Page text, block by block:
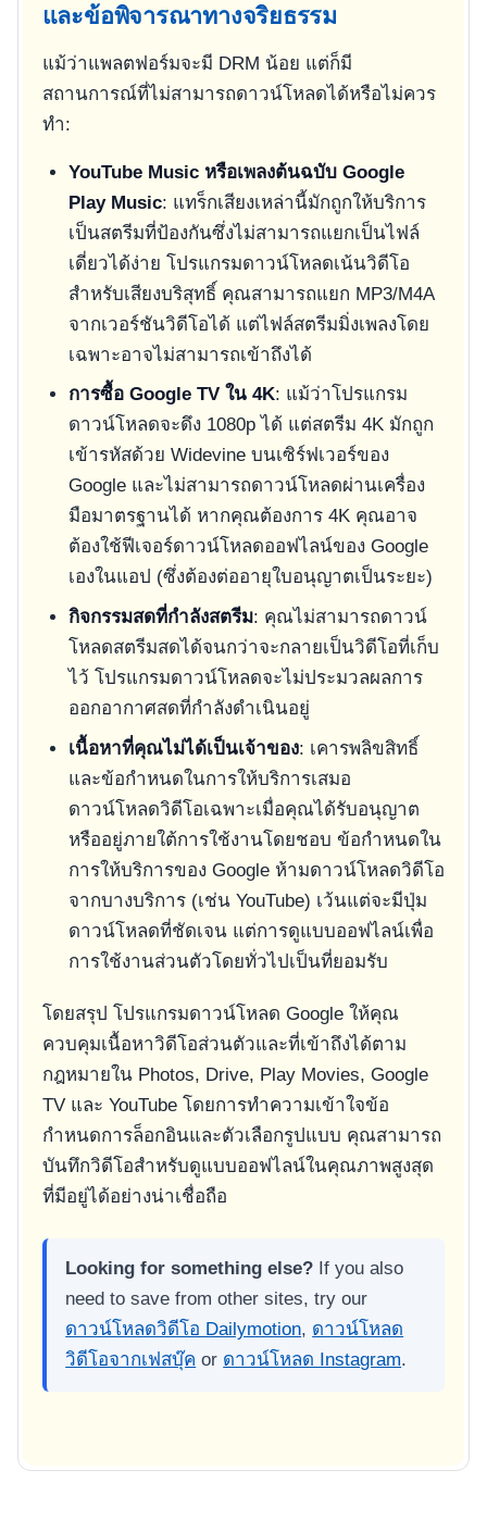
และข้อพิจารณาทางจริยธรรม
แม้ว่าแพลตฟอร์มจะมี DRM น้อย แต่ก็มี
สถานการณ์ที่ไม่สามารถดาวน์โหลดได้หรือไม่ควร
ทำ:
YouTube Music หรือเพลงต้นฉบับ Google
Play Music: แทร็กเสียงเหล่านี้มักถูกให้บริการ
เป็นสตรีมที่ป้องกันซึ่งไม่สามารถแยกเป็นไฟล์
เดี่ยวได้ง่าย โปรแกรมดาวน์โหลดเน้นวิดีโอ
สำหรับเสียงบริสุทธิ์ คุณสามารถแยก MP3/M4A
จากเวอร์ชันวิดีโอได้ แต่ไฟล์สตรีมมิ่งเพลงโดย
เฉพาะอาจไม่สามารถเข้าถึงได้
การซื้อ Google TV ใน 4K: แม้ว่าโปรแกรม
ดาวน์โหลดจะดึง 1080p ได้ แต่สตรีม 4K มักถูก
เข้ารหัสด้วย Widevine บนเซิร์ฟเวอร์ของ
Google และไม่สามารถดาวน์โหลดผ่านเครื่อง
มือมาตรฐานได้ หากคุณต้องการ 4K คุณอาจ
ต้องใช้ฟีเจอร์ดาวน์โหลดออฟไลน์ของ Google
เองในแอป (ซึ่งต้องต่ออายุใบอนุญาตเป็นระยะ)
กิจกรรมสดที่กำลังสตรีม: คุณไม่สามารถดาวน์
โหลดสตรีมสดได้จนกว่าจะกลายเป็นวิดีโอที่เก็บ
ไว้ โปรแกรมดาวน์โหลดจะไม่ประมวลผลการ
ออกอากาศสดที่กำลังดำเนินอยู่
เนื้อหาที่คุณไม่ได้เป็นเจ้าของ: เคารพลิขสิทธิ์
และข้อกำหนดในการให้บริการเสมอ
ดาวน์โหลดวิดีโอเฉพาะเมื่อคุณได้รับอนุญาต
หรืออยู่ภายใต้การใช้งานโดยชอบ ข้อกำหนดใน
การให้บริการของ Google ห้ามดาวน์โหลดวิดีโอ
จากบางบริการ (เช่น YouTube) เว้นแต่จะมีปุ่ม
ดาวน์โหลดที่ชัดเจน แต่การดูแบบออฟไลน์เพื่อ
การใช้งานส่วนตัวโดยทั่วไปเป็นที่ยอมรับ
โดยสรุป โปรแกรมดาวน์โหลด Google ให้คุณ
ควบคุมเนื้อหาวิดีโอส่วนตัวและที่เข้าถึงได้ตาม
กฎหมายใน Photos, Drive, Play Movies, Google
TV และ YouTube โดยการทำความเข้าใจข้อ
กำหนดการล็อกอินและตัวเลือกรูปแบบ คุณสามารถ
บันทึกวิดีโอสำหรับดูแบบออฟไลน์ในคุณภาพสูงสุด
ที่มีอยู่ได้อย่างน่าเชื่อถือ
Looking for something else? If you also
need to save from other sites, try our
ดาวน์โหลดวิดีโอ Dailymotion, ดาวน์โหลด
วิดีโอจากเฟสบุ๊ค or ดาวน์โหลด Instagram.